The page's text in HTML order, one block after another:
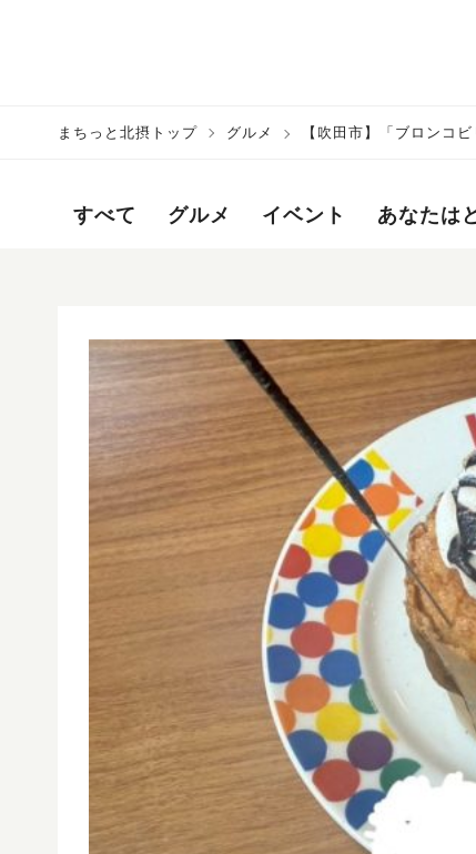
まちっと北摂トップ グルメ 【吹田市】「ブロンコ
すべて グルメ イベント あなたは